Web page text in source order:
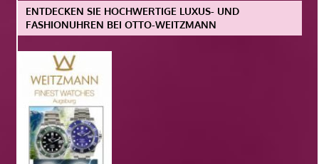
ENTDECKEN SIE HOCHWERTIGE LUXUS- UND
FASHIONUHREN BEI OTTO-WEITZMANN